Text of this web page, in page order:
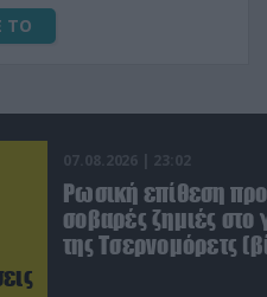
ΤΟ
07.08.2026 | 23:02
Ρωσική επίθεση
σοβαρές ζημιές στο
της Τσερνομόρετς